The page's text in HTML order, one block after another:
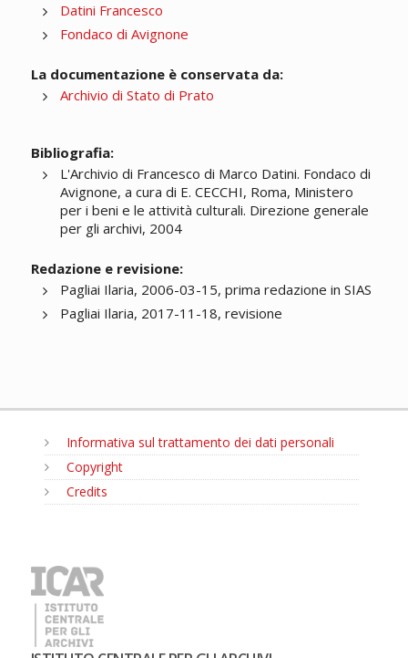
Datini Francesco
Fondaco di Avignone
La documentazione è conservata da:
Archivio di Stato di Prato
Bibliografia:
L'Archivio di Francesco di Marco Datini. Fondaco di
Avignone, a cura di E. CECCHI, Roma, Ministero
per i beni e le attività culturali. Direzione generale
per gli archivi, 2004
Redazione e revisione:
Pagliai Ilaria, 2006-03-15, prima redazione in SIAS
Pagliai Ilaria, 2017-11-18, revisione
Informativa sul trattamento dei dati personali
Copyright
Credits